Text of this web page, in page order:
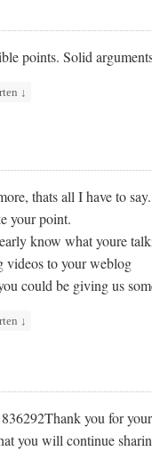
points. Solid
↓
thats all I have to
your point.
know what youre
videos to your weblog
could be giving us
↓
you for
you will continue